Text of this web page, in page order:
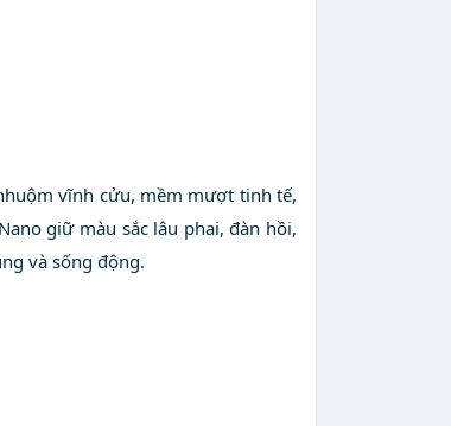
vĩnh cửu, mềm mượt tinh tế,
giữ màu sắc lâu phai, đàn hồi,
và sống động.